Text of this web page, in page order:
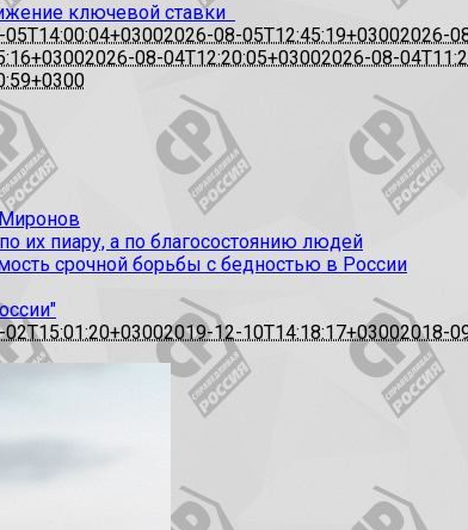
ключевой ставки
2026-08-05T12:45:19+03002026-
2026-08-04T12:20:05+03002026-08-
Миронов
их пиару, а по благосостоянию людей
срочной борьбы с бедностью в России
2019-12-10T14:18:17+03002018-